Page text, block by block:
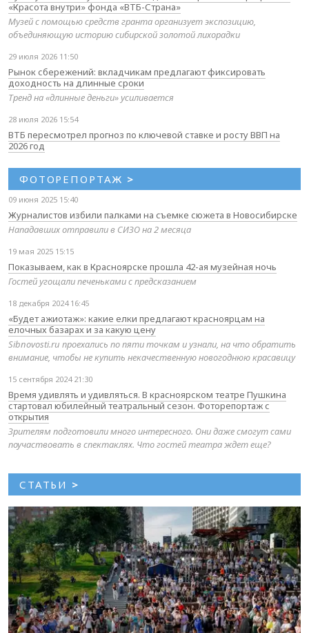
«Красота внутри» фонда «ВТБ-Страна»
Музей с помощью средств гранта организует экспозицию,
объединяющую историю сибирской золотой лихорадки
29 июля 2026 11:50
Рынок сбережений: вкладчикам предлагают фиксировать
доходность на длинные сроки
Тренд на «длинные деньги» усиливается
28 июля 2026 15:54
ВТБ пересмотрел прогноз по ключевой ставке и росту ВВП на
2026 год
ФОТОРЕПОРТАЖ >
09 июня 2025 15:40
Журналистов избили палками на съемке сюжета в Новосибирске
Нападавших отправили в СИЗО на 2 месяца
19 мая 2025 15:15
Показываем, как в Красноярске прошла 42-ая музейная ночь
Гостей угощали печеньками с предсказанием
18 декабря 2024 16:45
«Будет ажиотаж»: какие елки предлагают красноярцам на
елочных базарах и за какую цену
Sibnovosti.ru проехались по пяти точкам и узнали, на что обратить
внимание, чтобы не купить некачественную новогоднюю красавицу
15 сентября 2024 21:30
Время удивлять и удивляться. В красноярском театре Пушкина
стартовал юбилейный театральный сезон. Фоторепортаж с
открытия
Зрителям подготовили много интересного. Они даже смогут сами
поучаствовать в спектаклях. Что гостей театра ждет еще?
СТАТЬИ >